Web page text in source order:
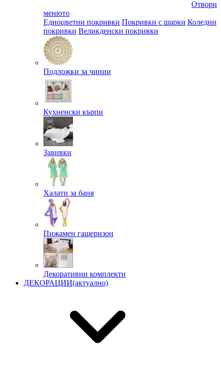
Отвори
менюто
Едноцветни покривки Покривки с шарки Коледни
покривки Великденски покривки
Подложки за чинии
Кухненски кърпи
Завивки
Халати за баня
Пижамен гащеризон
Декоративни комплекти
ДЕКОРАЦИИ(актуално)